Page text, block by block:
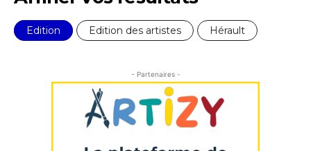
Adresse email*
Edition Edition des artistes Hérault
- Partenaires -